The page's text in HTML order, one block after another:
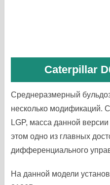
Caterpillar
Среднеразмерный
несколько модификаций.
LGP, масса данной
этом одно из главных
дифференциального
На данной модели